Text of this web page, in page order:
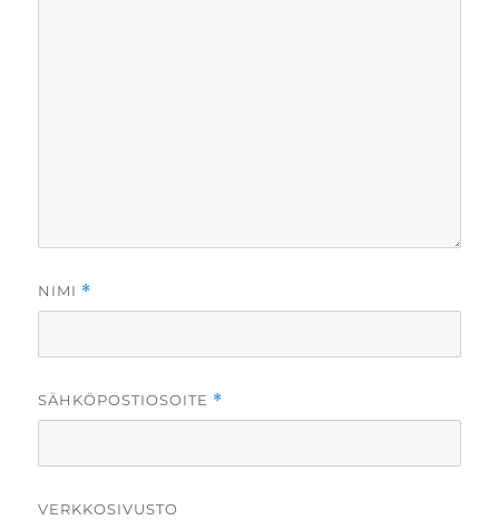
NIMI *
SÄHKÖPOSTIOSOITE *
VERKKOSIVUSTO